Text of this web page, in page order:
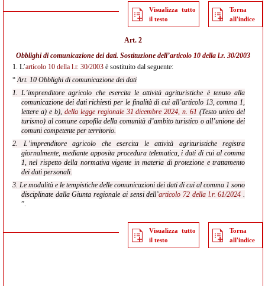
Visualizza tutto
il testo
Torna
all'indice
Art. 2
Obblighi di comunicazione dei dati. Sostituzione dell’articolo 10 della l.r. 30/2003
1. L’articolo 10 della l.r. 30/2003 è sostituito dal seguente:
“Art. 10 Obblighi di comunicazione dei dati
1. L’imprenditore agricolo che esercita le attività agrituristiche è tenuto alla
comunicazione dei dati richiesti per le finalità di cui all’articolo 13, comma 1,
lettere a) e b), della legge regionale 31 dicembre 2024, n. 61 (Testo unico del
turismo) al comune capofila della comunità d’ambito turistico o all’unione dei
comuni competente per territorio.
2. L’imprenditore agricolo che esercita le attività agrituristiche registra
giornalmente, mediante apposita procedura telematica, i dati di cui al comma
1, nel rispetto della normativa vigente in materia di protezione e trattamento
dei dati personali.
3. Le modalità e le tempistiche delle comunicazioni dei dati di cui al comma 1 sono
disciplinate dalla Giunta regionale ai sensi dell’articolo 72 della l.r. 61/2024 .
”.
Visualizza tutto
il testo
Torna
all'indice